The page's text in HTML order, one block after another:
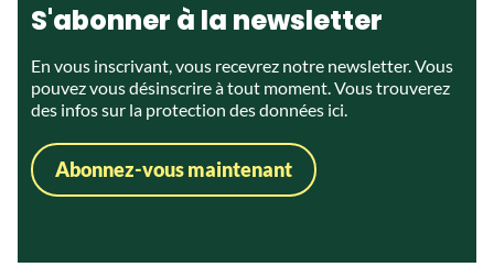
S'abonner à la newsletter
En vous inscrivant, vous recevrez notre newsletter. Vous
pouvez vous désinscrire à tout moment. Vous trouverez
des infos sur la protection des données ici.
Abonnez-vous maintenant